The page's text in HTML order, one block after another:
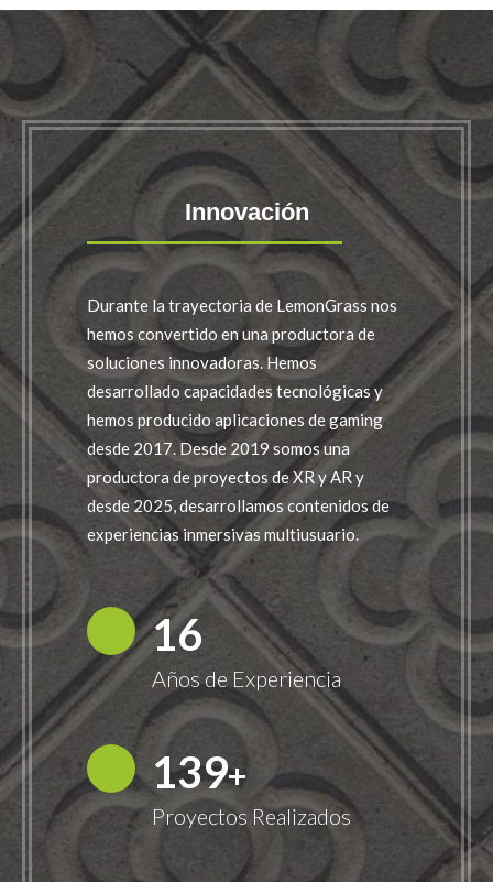
Innovación
Durante la trayectoria de LemonGrass nos
hemos convertido en una productora de
soluciones innovadoras. Hemos
desarrollado capacidades tecnológicas y
hemos producido aplicaciones de gaming
desde 2017. Desde 2019 somos una
productora de proyectos de XR y AR y
desde 2025, desarrollamos contenidos de
experiencias inmersivas multiusuario.
18
Años de Experiencia
149+
Proyectos Realizados